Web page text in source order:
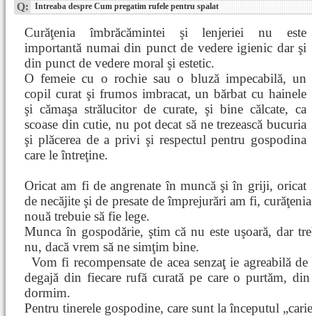
Q: Intreaba despre Cum pregatim rufele pentru spalat
Curăţenia îmbrăcămintei şi lenjeriei nu este
importantă numai din punct de vedere igienic dar şi
din punct de vedere moral şi estetic.
O femeie cu o rochie sau o bluză impecabilă, un
copil curat şi frumos imbracat, un bărbat cu hainele
şi cămaşa strălucitor de curate, şi bine călcate, ca
scoase din cutie, nu pot decat să ne trezească bucuria
şi plăcerea de a privi şi respectul pentru gospodina
care le întreţine.
Oricat am fi de angrenate în muncă şi în griji, oricat
de necăjite şi de presate de împrejurări am fi,
nouă trebuie să fie lege.
Munca în gospodărie, ştim că nu este uşoară, dar
nu, dacă vrem să ne simţim bine.
Vom fi recompensate de acea senzaţie agreabilă de
degajă din fiecare rufă curată pe care o purtăm,
dormim.
Pentru tinerele gospodine, care sunt la începutul